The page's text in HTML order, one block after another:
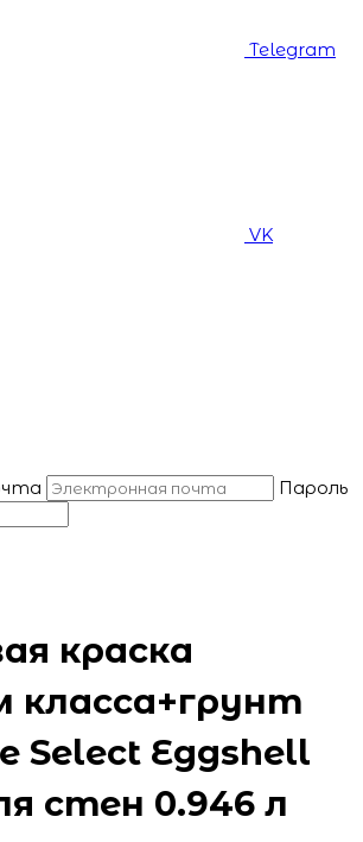
Telegram
VK
Пароль
краска
класса+грунт
Select Eggshell
стен 0.946 л